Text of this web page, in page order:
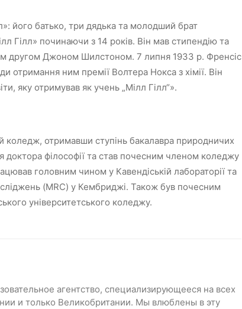
його батько, три дядька та молодший брат
Гілл» починаючи з 14 років. Він мав стипендію та
другом Джоном Шилстоном. 7 липня 1933 р. Френсіс
отримання ним премії Волтера Нокса з хімії. Він
яку отримував як учень „Мілл Гілл“».
коледж, отримавши ступінь бакалавра природничих
доктора філософії та став почесним членом коледжу
головним чином у Кавендіській лабораторії та
(MRC) у Кембриджі. Також був почесним
університетського коледжу.
агентство, специализирующееся на всех
и только Великобритании. Мы влюблены в эту